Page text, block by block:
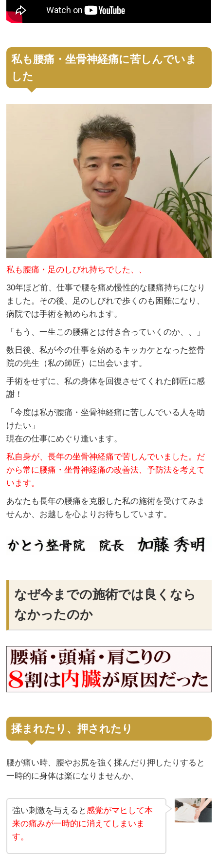
私も腰痛・坐骨神経痛に苦しんでいま
した
私も腰痛・足のしびれ持ちでした、、
30年ほど前、仕事で腰を痛め慢性的な腰痛持ちになり
ました。その後、足のしびれで歩くのも困難になり、
病院では手術を勧められます。
「もう、一生この腰痛とは付き合っていくのか、、」
数日後、私が今の仕事を始めるキッカケとなった整骨
院の先生（私の師匠）に出会います。
手術をせずに、私の身体を回復させてくれた師匠に感
謝！
「今度は私が腰痛・坐骨神経痛に苦しんでいる人を助
けたい」
現在の仕事にめぐり逢います。
私自身が、長年の坐骨神経痛で苦しんでいました。だ
から常に腰痛・坐骨神経痛の改善法、予防法を考えて
います。
あなたも長年の腰痛を克服した私の施術を受けてみま
せんか、お越しを心よりお待ちしています。
なぜ今までの施術では良くなら
なかったのか
揉まれたり、押されたり
腰が痛い時、腰やお尻を強く揉んだり押したりすると
一時的に身体は楽になりませんか、
強い刺激を与えると感覚がマヒして本
来の痛みが一時的に消えてしまいま
す。